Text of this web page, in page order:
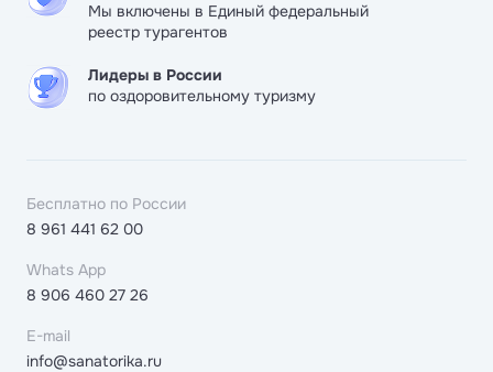
Мы включены в Единый федеральный
реестр турагентов
Лидеры в России
по оздоровительному туризму
Бесплатно по России
8 961 441 62 00
Whats App
8 906 460 27 26
E-mail
info@sanatorika.ru